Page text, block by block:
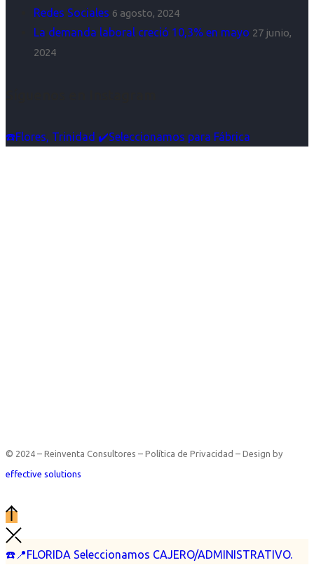
Redes Sociales 6 agosto, 2024
La demanda laboral creció 10,3% en mayo 27 junio,
2024
☎️Flores, Trinidad ✔️Seleccionamos para Fábrica
☎️📍FLORIDA Seleccionamos CAJERO/ADMINISTRATIVO.
© 2024 – Reinventa Consultores – Política de Privacidad – Design by
effective solutions